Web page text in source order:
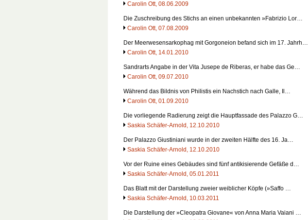
Carolin Ott, 08.06.2009
Die Zuschreibung des Stichs an einen unbekannten »Fabrizio Lor…
Carolin Ott, 07.08.2009
Der Meerwesensarkophag mit Gorgoneion befand sich im 17. Jahrh…
Carolin Ott, 14.01.2010
Sandrarts Angabe in der Vita Jusepe de Riberas, er habe das Ge…
Carolin Ott, 09.07.2010
Während das Bildnis von Philistis ein Nachstich nach Galle, Il…
Carolin Ott, 01.09.2010
Die vorliegende Radierung zeigt die Hauptfassade des Palazzo G…
Saskia Schäfer-Arnold, 12.10.2010
Der Palazzo Giustiniani wurde in der zweiten Hälfte des 16. Ja…
Saskia Schäfer-Arnold, 12.10.2010
Vor der Ruine eines Gebäudes sind fünf antikisierende Gefäße d…
Saskia Schäfer-Arnold, 05.01.2011
Das Blatt mit der Darstellung zweier weiblicher Köpfe (»Saffo …
Saskia Schäfer-Arnold, 10.03.2011
Die Darstellung der »Cleopatra Giovane« von Anna Maria Vaiani …